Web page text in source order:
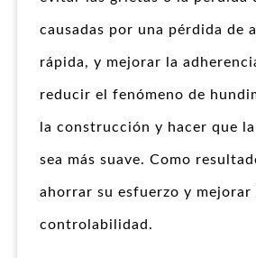
causadas por una pérdida de
rápida, y mejorar la
reducir el fenómeno de
la construcción y hacer que
sea más suave. Como
ahorrar su esfuerzo y mejorar
controlabilidad.